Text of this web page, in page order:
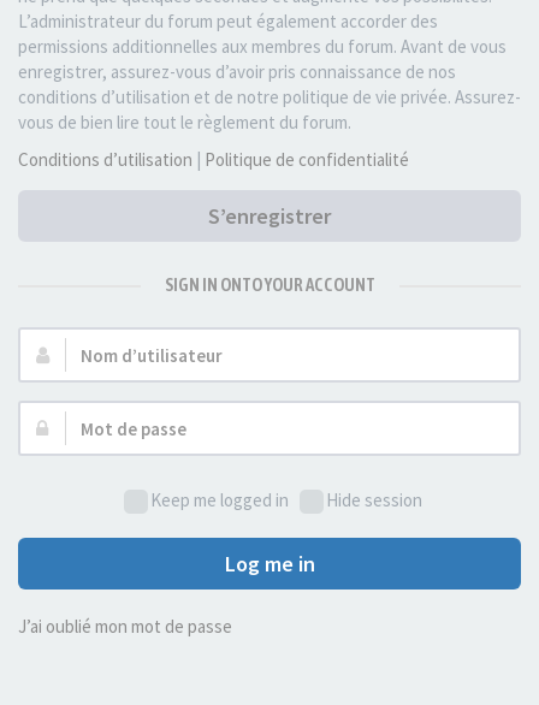
L’administrateur du forum peut également accorder des
permissions additionnelles aux membres du forum. Avant de vous
enregistrer, assurez-vous d’avoir pris connaissance de nos
conditions d’utilisation et de notre politique de vie privée. Assurez-
vous de bien lire tout le règlement du forum.
Conditions d’utilisation | Politique de confidentialité
S’enregistrer
SIGN IN ONTO YOUR ACCOUNT
Nom
d’utilisateur :
Mot
de
Keep me logged in
Hide session
Log me in
J’ai oublié mon mot de passe